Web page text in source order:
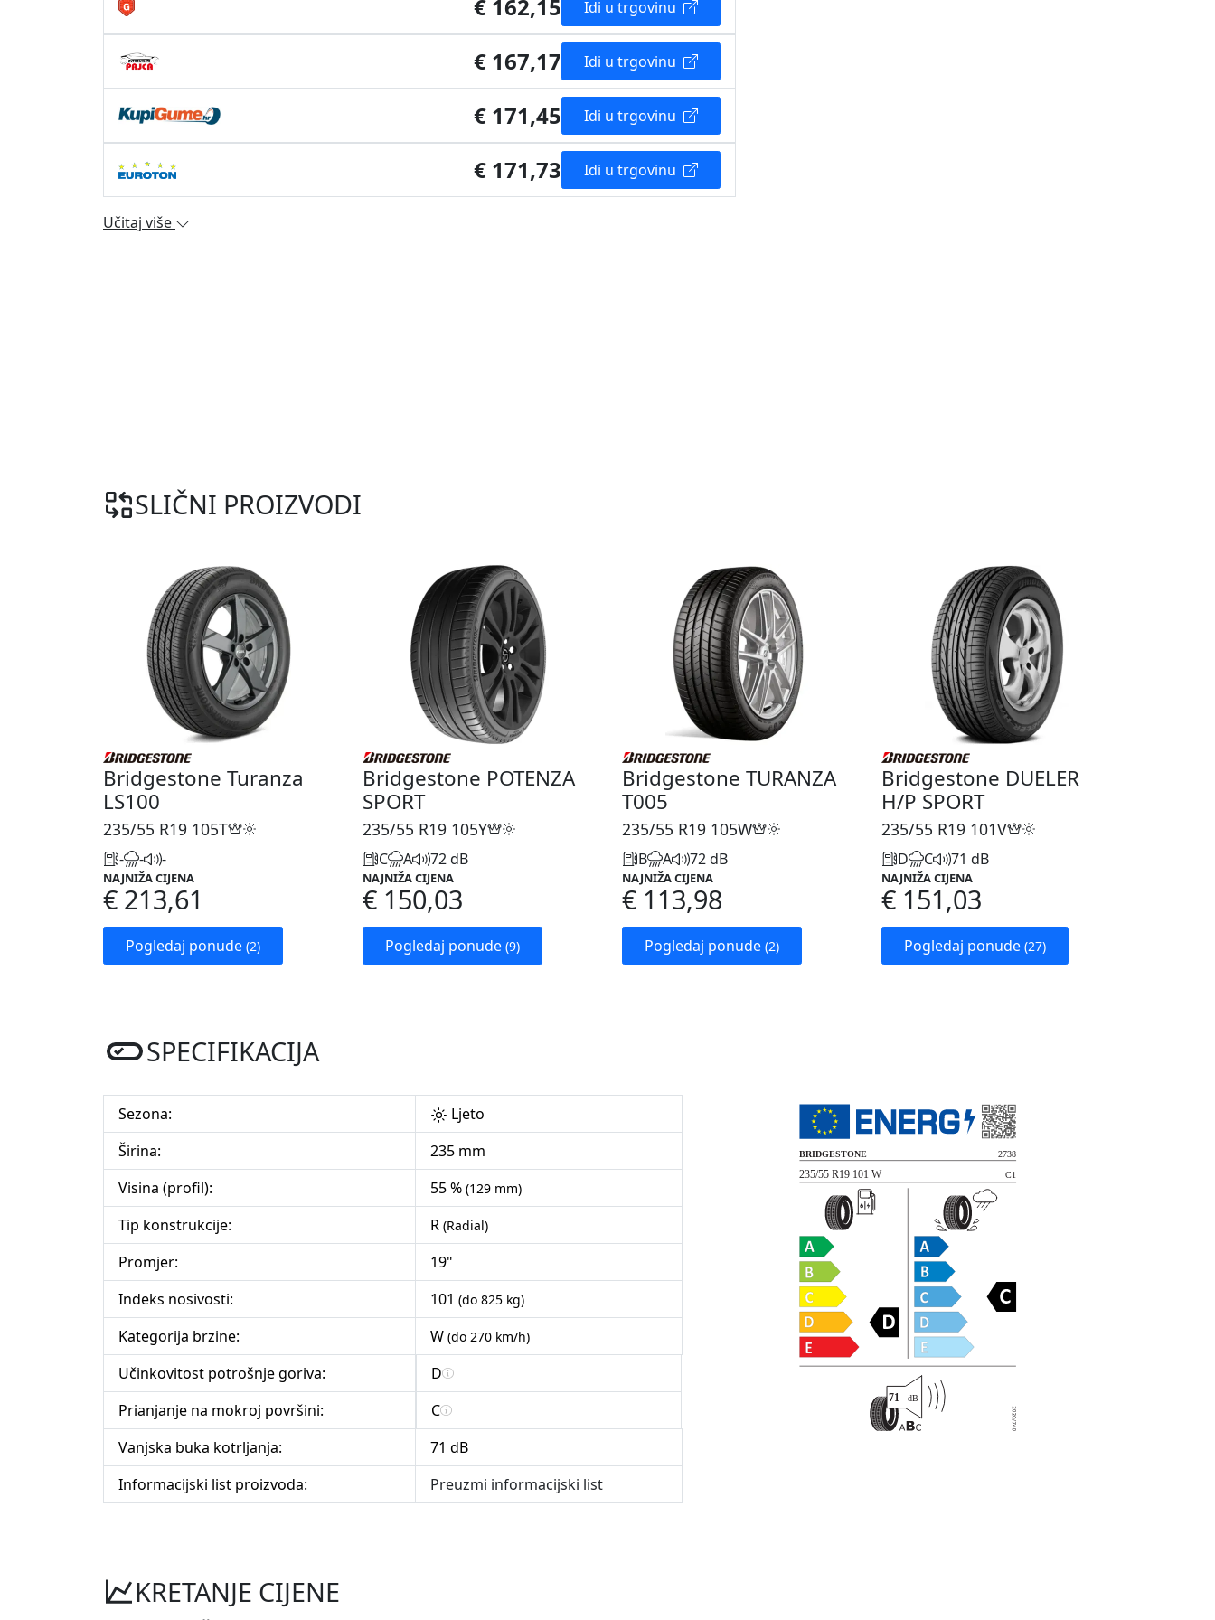
€ 162,15 Idi u trgovinu
€ 167,17 Idi u trgovinu
€ 171,45 Idi u trgovinu
€ 171,73 Idi u trgovinu
Učitaj više
SLIČNI PROIZVODI
Bridgestone Turanza
LS100
235/55 R19 105T
- - -
NAJNIŽA CIJENA
€ 213,61
Pogledaj ponude (2)
Bridgestone POTENZA
SPORT
235/55 R19 105Y
C A 72 dB
NAJNIŽA CIJENA
€ 150,03
Pogledaj ponude (9)
Bridgestone TURANZA
T005
235/55 R19 105W
B A 72 dB
NAJNIŽA CIJENA
€ 113,98
Pogledaj ponude (2)
Bridgestone DUELER
H/P SPORT
235/55 R19 101V
D C 71 dB
NAJNIŽA CIJENA
€ 151,03
Pogledaj ponude (27)
SPECIFIKACIJA
Sezona:
Ljeto
Širina:
235 mm
Visina (profil):
55 % (129 mm)
Tip konstrukcije: R (Radial)
Promjer:
19"
Indeks nosivosti:
101 (do 825 kg)
Kategorija brzine: W (do 270 km/h)
Učinkovitost potrošnje goriva:
D
Prianjanje na mokroj površini:
C
Vanjska buka kotrljanja:
71 dB
Informacijski list proizvoda:
Preuzmi informacijski list
KRETANJE CIJENE